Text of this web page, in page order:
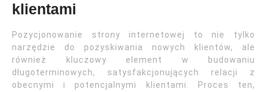
klientami
Pozycjonowanie strony internetowej to nie tylko
narzędzie do pozyskiwania nowych klientów, ale
również kluczowy element w budowaniu
długoterminowych, satysfakcjonujących relacji z
obecnymi i potencjalnymi klientami. Proces ten,